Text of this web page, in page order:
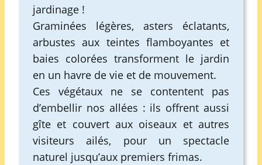
jardinage !
Graminées légères, asters éclatants,
arbustes aux teintes flamboyantes et
baies colorées transforment le jardin
en un havre de vie et de mouvement.
Ces végétaux ne se contentent pas
d’embellir nos allées : ils offrent aussi
gîte et couvert aux oiseaux et autres
visiteurs ailés, pour un spectacle
naturel jusqu’aux premiers frimas.